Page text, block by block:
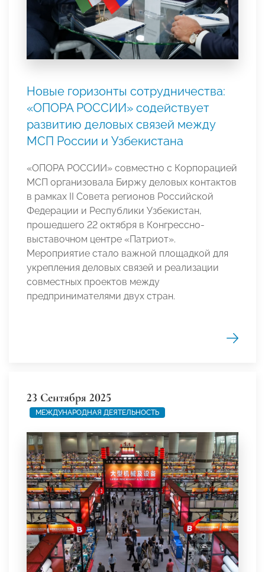
Новые горизонты сотрудничества:
«ОПОРА РОССИИ» содействует
развитию деловых связей между
МСП России и Узбекистана
«ОПОРА РОССИИ» совместно с Корпорацией
МСП организовала Биржу деловых контактов
в рамках II Совета регионов Российской
Федерации и Республики Узбекистан,
прошедшего 22 октября в Конгрессно-
выставочном центре «Патриот».
Мероприятие стало важной площадкой для
укрепления деловых связей и реализации
совместных проектов между
предпринимателями двух стран.
23 Сентября 2025
МЕЖДУНАРОДНАЯ ДЕЯТЕЛЬНОСТЬ